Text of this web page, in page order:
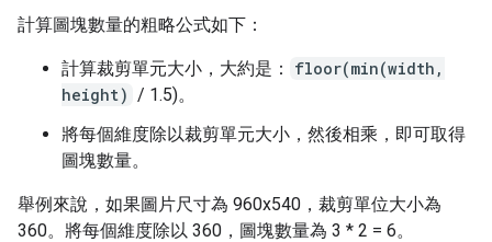
計算圖塊數量的粗略公式如下：
計算裁剪單元大小，大約是：
floor(min(width,
height) / 1.5)。
將每個維度除以裁剪單元大小，然後相乘，即可取得
圖塊數量。
舉例來說，如果圖片尺寸為 960x540，裁剪單位大小為
360。將每個維度除以 360，圖塊數量為 3 * 2 = 6。